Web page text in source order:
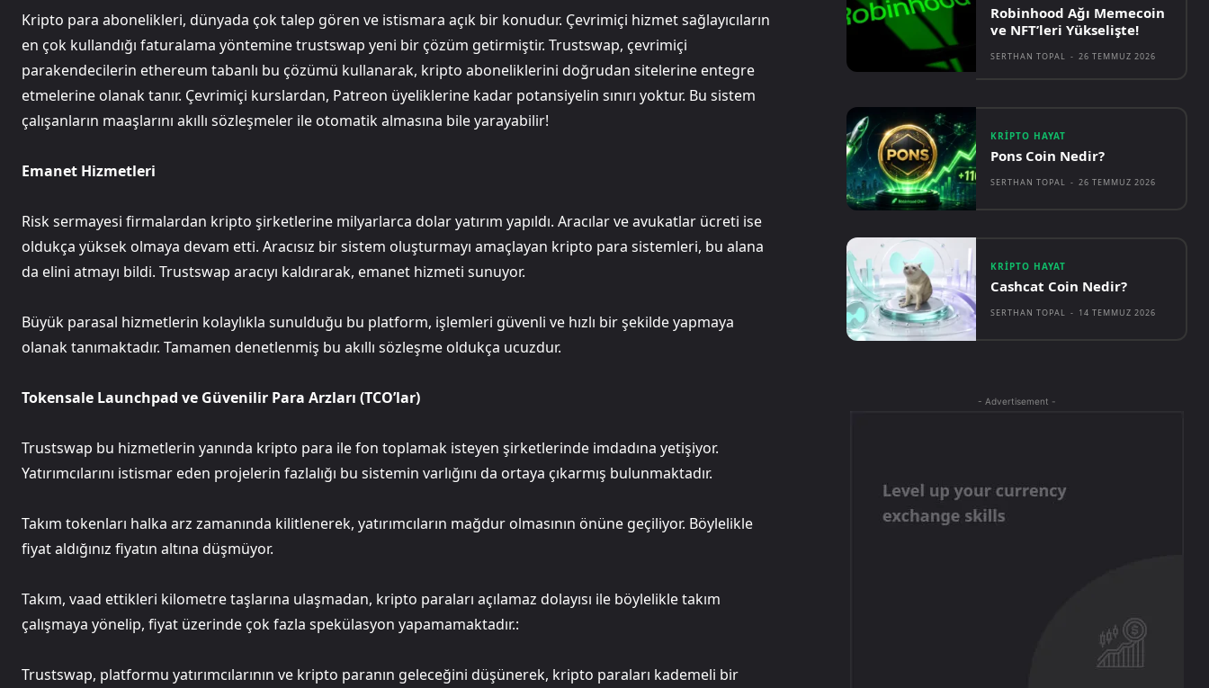
Kripto para abonelikleri, dünyada çok talep gören ve istismara açık bir konudur. Çevrimiçi hizmet sağlayıcıların
en çok kullandığı faturalama yöntemine trustswap yeni bir çözüm getirmiştir. Trustswap, çevrimiçi
parakendecilerin ethereum tabanlı bu çözümü kullanarak, kripto aboneliklerini doğrudan sitelerine entegre
etmelerine olanak tanır. Çevrimiçi kurslardan, Patreon üyeliklerine kadar potansiyelin sınırı yoktur. Bu sistem
çalışanların maaşlarını akıllı sözleşmeler ile otomatik almasına bile yarayabilir!
Emanet Hizmetleri
Risk sermayesi firmalardan kripto şirketlerine milyarlarca dolar yatırım yapıldı. Aracılar ve avukatlar ücreti ise
oldukça yüksek olmaya devam etti. Aracısız bir sistem oluşturmayı amaçlayan kripto para sistemleri, bu alana
da elini atmayı bildi. Trustswap aracıyı kaldırarak, emanet hizmeti sunuyor.
Büyük parasal hizmetlerin kolaylıkla sunulduğu bu platform, işlemleri güvenli ve hızlı bir şekilde yapmaya
olanak tanımaktadır. Tamamen denetlenmiş bu akıllı sözleşme oldukça ucuzdur.
Tokensale Launchpad ve Güvenilir Para Arzları (TCO’lar)
Trustswap bu hizmetlerin yanında kripto para ile fon toplamak isteyen şirketlerinde imdadına yetişiyor.
Yatırımcılarını istismar eden projelerin fazlalığı bu sistemin varlığını da ortaya çıkarmış bulunmaktadır.
Takım tokenları halka arz zamanında kilitlenerek, yatırımcıların mağdur olmasının önüne geçiliyor. Böylelikle
fiyat aldığınız fiyatın altına düşmüyor.
Takım, vaad ettikleri kilometre taşlarına ulaşmadan, kripto paraları açılamaz dolayısı ile böylelikle takım
çalışmaya yönelip, fiyat üzerinde çok fazla spekülasyon yapamamaktadır.:
Trustswap, platformu yatırımcılarının ve kripto paranın geleceğini düşünerek, kripto paraları kademeli bir
Robinhood Ağı Memecoin
ve NFT’leri Yükselişte!
SERTHAN TOPAL - 26 TEMMUZ 2026
KRIPTO HAYAT
Pons Coin Nedir?
SERTHAN TOPAL - 26 TEMMUZ 2026
KRIPTO HAYAT
Cashcat Coin Nedir?
SERTHAN TOPAL - 14 TEMMUZ 2026
- Advertisement -